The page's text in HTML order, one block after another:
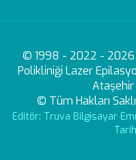
© 1998 - 2022 - 2026
Polikliniği Lazer
Ataşehir
© Tüm Hakları
Editör: Truva Bilgisayar